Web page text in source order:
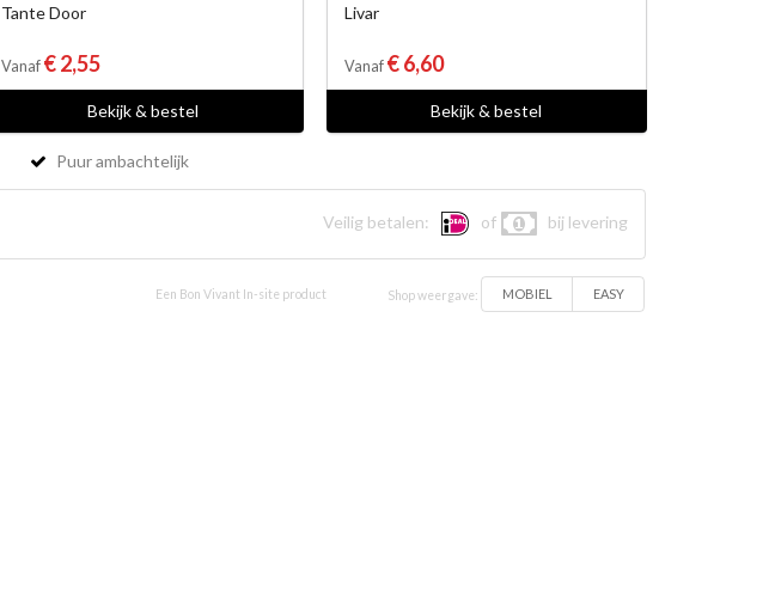
Tante Door
Vanaf € 2,55
Bekijk & bestel
Livar
Vanaf € 6,60
Bekijk & bestel
Puur ambachtelijk
Veilig betalen: of bij levering
Een Bon Vivant In-site product Shop weergave: MOBIEL EASY